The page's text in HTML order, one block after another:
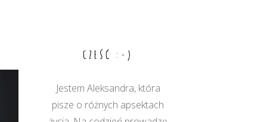
CZEŚĆ :-)
Jestem Aleksandra, która
pisze o różnych apsektach